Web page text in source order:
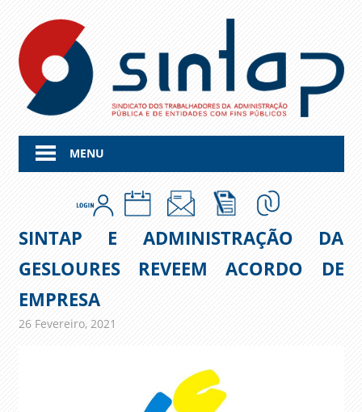
content
MENU
SINTAP E ADMINISTRAÇÃO DA
GESLOURES REVEEM ACORDO DE
EMPRESA
26 Fevereiro, 2021